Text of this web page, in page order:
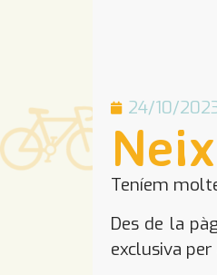
24/10/
Teníem
Des de la
exclusiva